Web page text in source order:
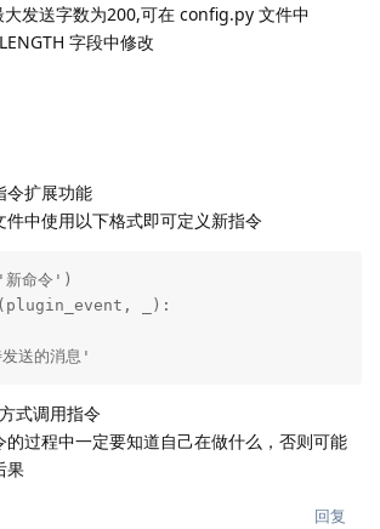
大发送字数为200,可在 config.py 文件中
字段中修改
令扩展功能
件中使用以下格式即可定义新指令
新命令')
_):
送的消息'
方式调用指令
的过程中一定要知道自己在做什么，否则可能
果
回复